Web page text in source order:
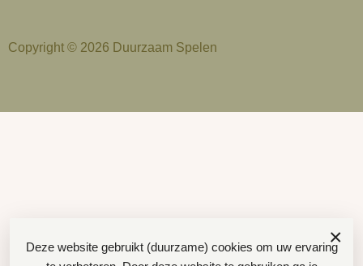
Copyright © 2026 Duurzaam Spelen
×
Deze website gebruikt (duurzame) cookies om uw ervaring